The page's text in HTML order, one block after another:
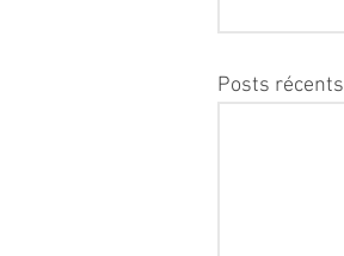
Posts récents